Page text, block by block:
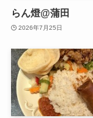
らん燈@蒲田
2026年7月25日